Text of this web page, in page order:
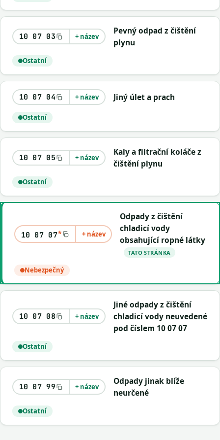
10 07 03 + název
Pevný odpad z čištění
plynu
Ostatní
10 07 04 + název Jiný úlet a prach
Ostatní
10 07 05 + název
Kaly a filtrační koláče z
čištění plynu
Ostatní
10 07 07* + název
Odpady z čištění
chladicí vody
obsahující ropné látky
TATO STRÁNKA
Nebezpečný
10 07 08 + název
Jiné odpady z čištění
chladicí vody neuvedené
pod číslem 10 07 07
Ostatní
10 07 99 + název
Odpady jinak blíže
neurčené
Ostatní